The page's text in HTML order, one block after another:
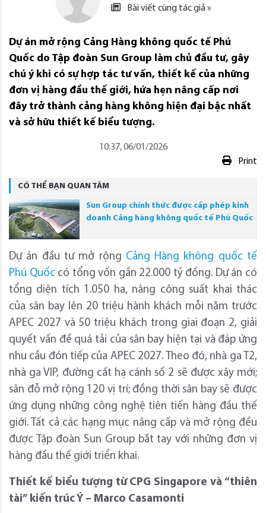
Bài viết cùng tác giả »
Dự án mở rộng Cảng Hàng không quốc tế Phú
Quốc do Tập đoàn Sun Group làm chủ đầu tư, gây
chú ý khi có sự hợp tác tư vấn, thiết kế của những
đơn vị hàng đầu thế giới, hứa hẹn nâng cấp nơi
đây trở thành cảng hàng không hiện đại bậc nhất
và sở hữu thiết kế biểu tượng.
10:37, 06/01/2026
Print
CÓ THỂ BẠN QUAN TÂM
Sun Group chính thức được cấp phép kinh
doanh Cảng hàng không quốc tế Phú Quốc
Dự án đầu tư mở rộng Cảng Hàng không quốc tế
Phú Quốccó tổng vốn gần 22.000 tỷ đồng. Dự án có
tổng diện tích 1.050 ha, nâng công suất khai thác
của sân bay lên 20 triệu hành khách mỗi năm trước
APEC 2027 và 50 triệu khách trong giai đoạn 2, giải
quyết vấn đề quá tải của sân bay hiện tại và đáp ứng
nhu cầu đón tiếp của APEC 2027. Theo đó, nhà ga T2,
nhà ga VIP, đường cất hạ cánh số 2 sẽ được xây mới;
sân đỗ mở rộng 120 vị trí; đồng thời sân bay sẽ được
ứng dụng những công nghệ tiên tiến hàng đầu thế
giới. Tất cả các hạng mục nâng cấp và mở rộng đều
được Tập đoàn Sun Group bắt tay với những đơn vị
hàng đầu thế giới triển khai.
Thiết kế biểu tượng từ CPG Singapore và “thiên
tài” kiến trúc Ý – Marco Casamonti